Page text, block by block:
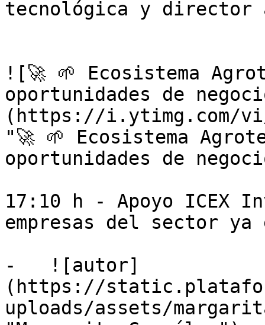
tecnológica y director
![🚀 🌱 Ecosistema
oportunidades de
(https://i.ytimg.com/vi/
"🚀 🌱 Ecosistema
oportunidades de
17:10 h - Apoyo ICEX
empresas del sector ya
-   ![autor]
(https://
uploads/assets/